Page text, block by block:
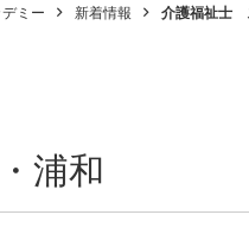
ミー 新着情報 介護福祉士
浦和